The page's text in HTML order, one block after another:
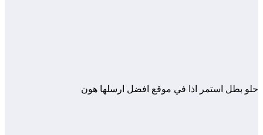
حلو بطل استمر اذا في موقع افضل ارسلها هون